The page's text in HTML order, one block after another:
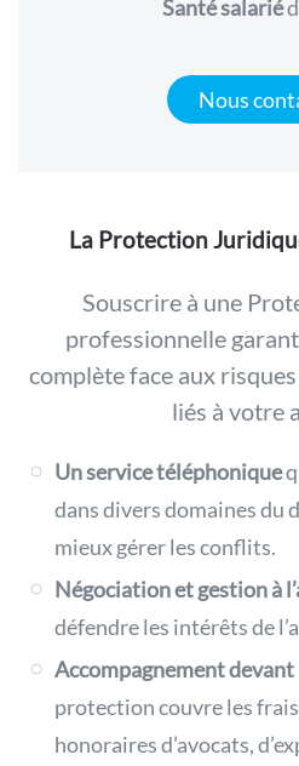
Santé salarié
Nous
La Protection
Souscrire à une
professionnelle
complète face aux
liés à votre
Un service téléphonique
dans divers domaines du
mieux gérer les conflits.
Négociation et gestion à
défendre les intérêts de
Accompagnement
protection couvre les
honoraires d’avocats,